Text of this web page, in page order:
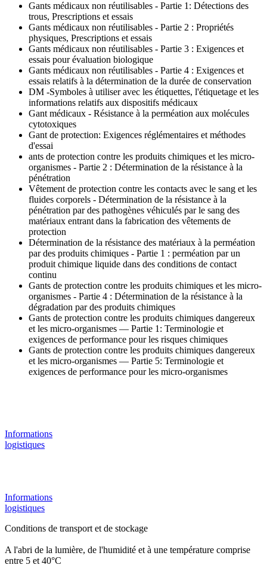
Gants médicaux non réutilisables - Partie 1: Détections des
trous, Prescriptions et essais
Gants médicaux non réutilisables - Partie 2 : Propriétés
physiques, Prescriptions et essais
Gants médicaux non réutilisables - Partie 3 : Exigences et
essais pour évaluation biologique
Gants médicaux non réutilisables - Partie 4 : Exigences et
essais relatifs à la détermination de la durée de conservation
DM -Symboles à utiliser avec les étiquettes, l'étiquetage et les
informations relatifs aux dispositifs médicaux
Gant médicaux - Résistance à la perméation aux molécules
cytotoxiques
Gant de protection: Exigences réglémentaires et méthodes
d'essai
ants de protection contre les produits chimiques et les micro-
organismes - Partie 2 : Détermination de la résistance à la
pénétration
Vêtement de protection contre les contacts avec le sang et les
fluides corporels - Détermination de la résistance à la
pénétration par des pathogènes véhiculés par le sang des
matériaux entrant dans la fabrication des vêtements de
protection
Détermination de la résistance des matériaux à la perméation
par des produits chimiques - Partie 1 : perméation par un
produit chimique liquide dans des conditions de contact
continu
Gants de protection contre les produits chimiques et les micro-
organismes - Partie 4 : Détermination de la résistance à la
dégradation par des produits chimiques
Gants de protection contre les produits chimiques dangereux
et les micro-organismes — Partie 1: Terminologie et
exigences de performance pour les risques chimiques
Gants de protection contre les produits chimiques dangereux
et les micro-organismes — Partie 5: Terminologie et
exigences de performance pour les micro-organismes
Informations
logistiques
Informations
logistiques
Conditions de transport et de stockage
A l'abri de la lumière, de l'humidité et à une température comprise
entre 5 et 40°C